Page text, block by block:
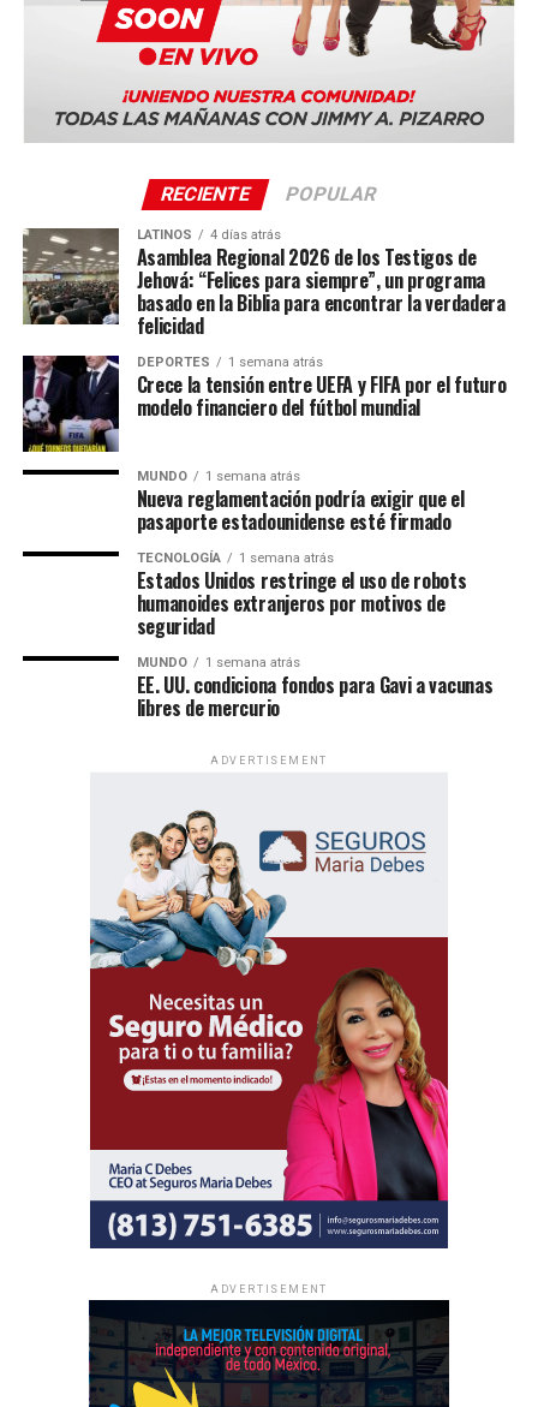
RECIENTE POPULAR
LATINOS 4 días atrás
Asamblea Regional 2026 de los Testigos de
Jehová: “Felices para siempre”, un programa
basado en la Biblia para encontrar la verdadera
felicidad
DEPORTES 1 semana atrás
Crece la tensión entre UEFA y FIFA por el futuro
modelo financiero del fútbol mundial
MUNDO 1 semana atrás
Nueva reglamentación podría exigir que el
pasaporte estadounidense esté firmado
TECNOLOGÍA 1 semana atrás
Estados Unidos restringe el uso de robots
humanoides extranjeros por motivos de
seguridad
MUNDO 1 semana atrás
EE. UU. condiciona fondos para Gavi a vacunas
libres de mercurio
ADVERTISEMENT
ADVERTISEMENT